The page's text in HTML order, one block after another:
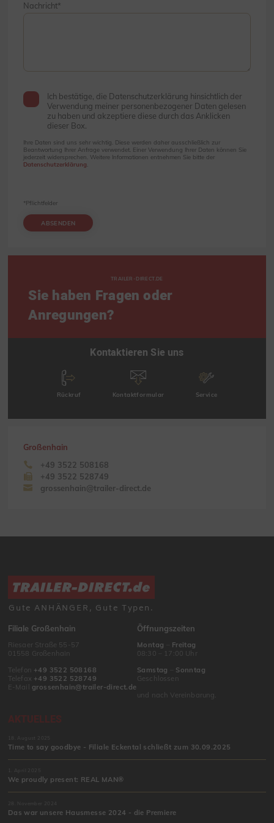
Nachricht
Ich bestätige, die Datenschutzerklärung hinsichtlich der
Verwendung meiner personenbezogener Daten gelesen
zu haben und akzeptiere diese durch das Anklicken
dieser Box.
Ihre Daten sind uns sehr wichtig. Diese werden daher ausschließlich zur
Beantwortung Ihrer Anfrage verwendet. Einer Verwendung Ihrer Daten können Sie
jederzeit widersprechen. Weitere Informationen entnehmen Sie bitte der
Datenschutzerklärung
ABSENDEN
*Pflichtfelder
TRAILER-DIRECT.DE
Sie haben Fragen oder
Anregungen?
Kontaktieren Sie uns
Rückruf Kontaktformular Service
Großenhain
+49 3522 508168
+49 3522 528749
grossenhain@trailer-direct.de
Gute ANHÄNGER, Gute Typen.
Filiale Großenhain
Riesaer Straße 55-57
01558 Großenhain
Telefon +49 3522 508168
Telefax +49 3522 528749
E-Mail grossenhain@trailer-direct.de
Öffnungszeiten
Montag
Freitag
08:30 – 17:00 Uhr
Samstag
Sonntag
Geschlossen
und nach Vereinbarung.
AKTUELLES
18. August 2025
Time to say goodbye - Filiale Eckental schließt zum 30.09.2025
1. April 2025
We proudly present: REAL MAN®
28. November 2024
Das war unsere Hausmesse 2024 - die Premiere